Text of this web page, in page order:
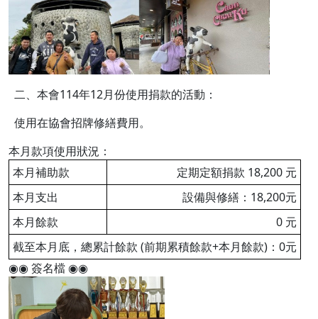
二、本會114年12月份使用捐款的活動：
使用在協會招牌修繕費用。
本月款項使用狀況：
本月補助款
定期定額捐款 18,200 元
本月支出
設備與修繕：18,200元
本月餘款
0 元
截至本月底，總累計餘款 (前期累積餘款+本月餘款)：0元
◉◉ 簽名檔 ◉◉